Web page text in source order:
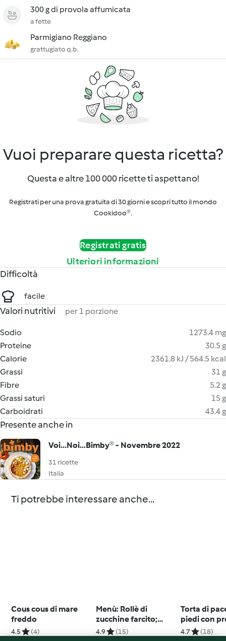
300 g di provola affumicata
a fette
Parmigiano Reggiano
grattugiato q.b.
Vuoi preparare questa ricetta?
Questa e altre 100 000 ricette ti aspettano!
Registrati per una prova gratuita di 30 giorni e scopri tutto il mondo
Cookidoo®.
Registrati gratis
Ulteriori informazioni
Difficoltà
facile
Valori nutritivi per 1 porzione
Sodio
1273.4 mg
Proteine
30.5 g
Calorie
2361.8 kJ / 564.5 kcal
Grassi
31 g
Fibre
5.2 g
Grassi saturi
15 g
Carboidrati
43.4 g
Presente anche in
Voi...Noi...Bimby® - Novembre 2022
31 ricette
Italia
Ti potrebbe interessare anche...
Cous cous di mare
freddo
4.5 (4)
Menù: Rollè di
zucchine farcito;
Spaghetti con crema
4.9 (15)
Torta di
piedi con
piselli
4.7 (18)